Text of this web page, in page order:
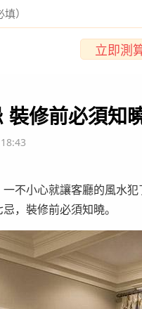
立即測
裝修前必須知
不小心就讓客廳的風水
，裝修前必須知曉。